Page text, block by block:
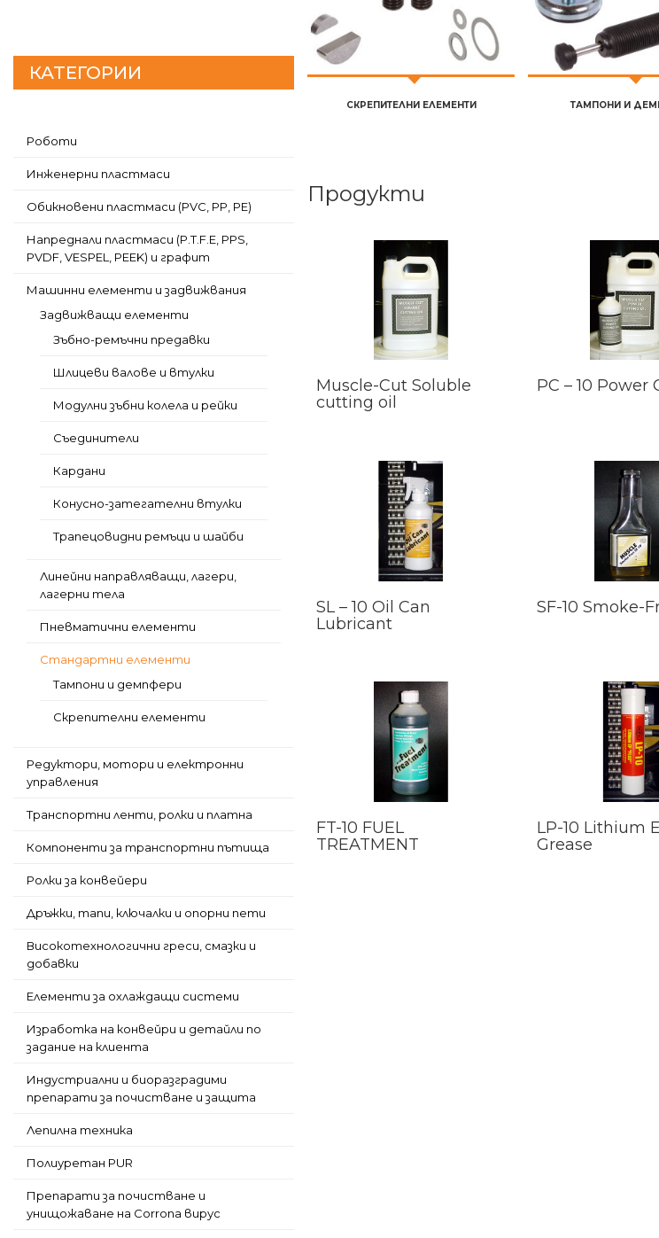
КАТЕГОРИИ
Роботи
Инженерни пластмаси
Обикновени пластмаси (PVC, PP, PE)
Напреднали пластмаси (P.T.F.E, PPS,
PVDF, VESPEL, PEEK) и графит
Машинни елементи и задвижвания
Задвижващи елементи
Зъбно-ремъчни предавки
Шлицеви валове и втулки
Модулни зъбни колела и рейки
Съединители
Кардани
Конусно-затегателни втулки
Трапецовидни ремъци и шайби
Линейни направляващи, лагери,
лагерни тела
Пневматични елементи
Стандартни елементи
Тампони и демпфери
Скрепителни елементи
Редуктори, мотори и електронни
управления
Транспортни ленти, ролки и платна
Компоненти за транспортни пътища
Ролки за конвейери
Дръжки, тапи, ключалки и опорни пети
Високотехнологични греси, смазки и
добавки
Елементи за охлаждащи системи
Изработка на конвейри и детайли по
задание на клиента
Индустриални и биоразградими
препарати за почистване и защита
Лепилна техника
Полиуретан PUR
Препарати за почистване и
унищожаване на Corrona вирус
СКРЕПИТЕЛНИ ЕЛЕМЕНТИ ТАМПОНИ И
Продукти
Muscle-Cut Soluble
cutting oil
РС – 10 Power
SL – 10 Oil Can
Lubricant
SF-10 Smoke-
FT-10 FUEL
TREATMENT
LP-10 Lithium
Grease